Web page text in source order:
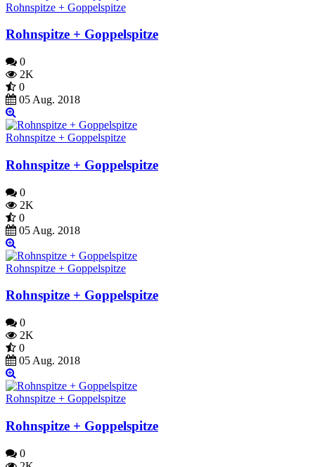
Rohnspitze + Goppelspitze
Rohnspitze + Goppelspitze
0
2K
0
05 Aug. 2018
Rohnspitze + Goppelspitze
Rohnspitze + Goppelspitze
0
2K
0
05 Aug. 2018
Rohnspitze + Goppelspitze
Rohnspitze + Goppelspitze
0
2K
0
05 Aug. 2018
Rohnspitze + Goppelspitze
Rohnspitze + Goppelspitze
0